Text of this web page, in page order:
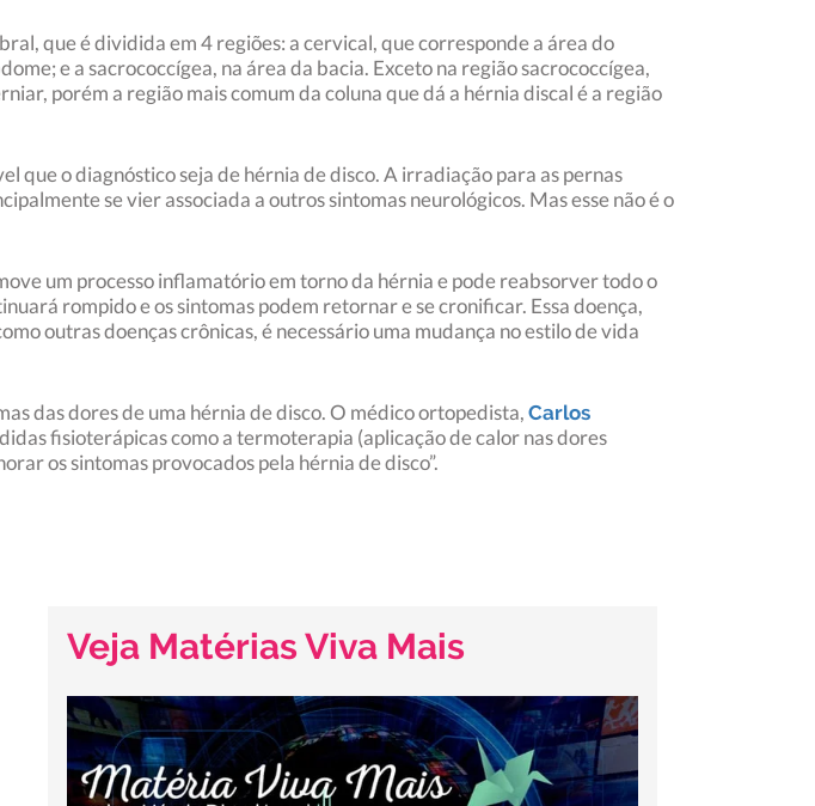
que é dividida em 4 regiões: a cervical, que corresponde a área do
e a sacrococcígea, na área da bacia. Exceto na região sacrococcígea,
porém a região mais comum da coluna que dá a hérnia discal é a região
que o diagnóstico seja de hérnia de disco. A irradiação para as pernas
se vier associada a outros sintomas neurológicos. Mas esse não é o
um processo inflamatório em torno da hérnia e pode reabsorver todo o
rompido e os sintomas podem retornar e se cronificar. Essa doença,
outras doenças crônicas, é necessário uma mudança no estilo de vida
das dores de uma hérnia de disco. O médico ortopedista, Carlos
fisioterápicas como a termoterapia (aplicação de calor nas dores
os sintomas provocados pela hérnia de disco”.
Veja Matérias Viva Mais